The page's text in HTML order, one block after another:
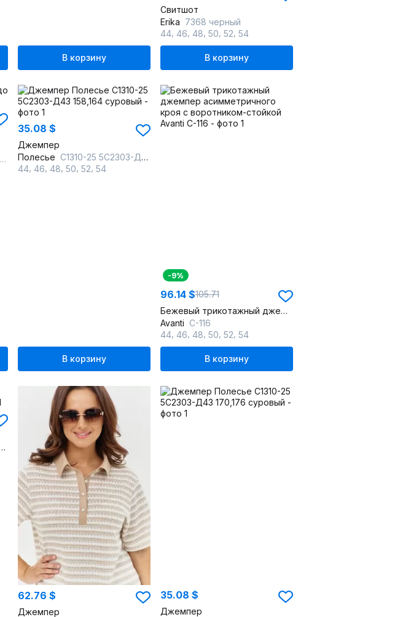
В корзину
Свитшот
Erika 7368 черный
44 46 48 50 52 54
В корзину
60
35.08 $
Джемпер
Полесье С1310-25 5С2303-Д43 158,164 суровый
44 46 48 50 52 54
В корзину
-9%
96.14 $105.71
Бежевый трикотажный джемпер асимметричного кроя с воротником-стойкой
Avanti С-116
44 46 48 50 52 54
В корзину
62.76 $
Джемпер
35.08 $
Джемпер